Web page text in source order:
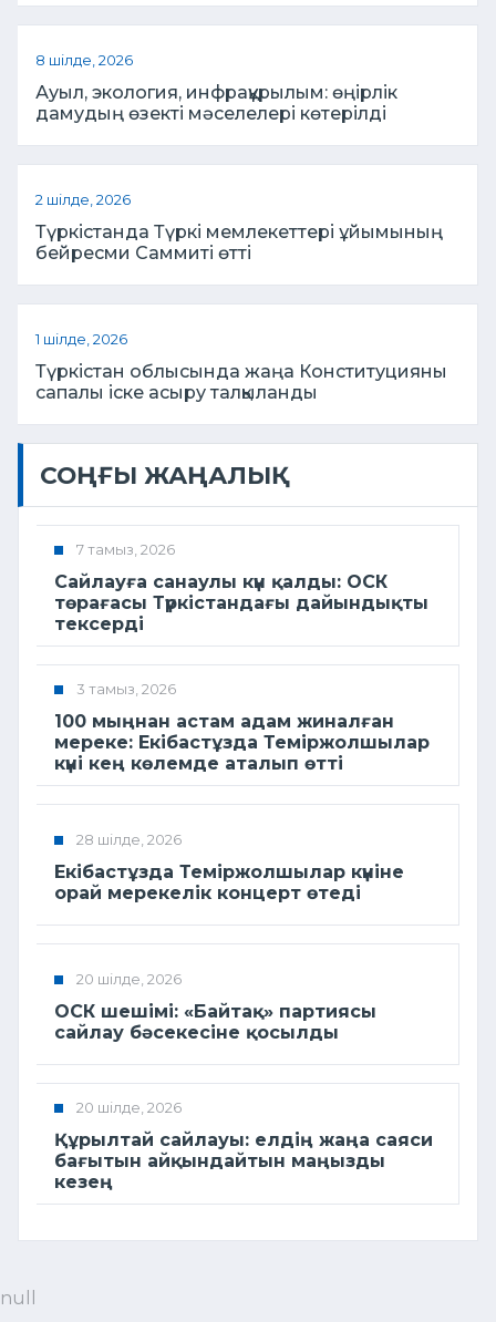
8 шілде, 2026
Ауыл, экология, инфрақұрылым: өңірлік
дамудың өзекті мәселелері көтерілді
2 шілде, 2026
Түркістанда Түркі мемлекеттері ұйымының
бейресми Саммиті өтті
1 шілде, 2026
Түркістан облысында жаңа Конституцияны
сапалы іске асыру талқыланды
СОҢҒЫ ЖАҢАЛЫҚ
7 тамыз, 2026
Сайлауға санаулы күн қалды: ОСК
төрағасы Түркістандағы дайындықты
тексерді
3 тамыз, 2026
100 мыңнан астам адам жиналған
мереке: Екібастұзда Теміржолшылар
күні кең көлемде аталып өтті
28 шілде, 2026
Екібастұзда Теміржолшылар күніне
орай мерекелік концерт өтеді
20 шілде, 2026
ОСК шешімі: «Байтақ» партиясы
сайлау бәсекесіне қосылды
20 шілде, 2026
Құрылтай сайлауы: елдің жаңа саяси
бағытын айқындайтын маңызды
кезең
null